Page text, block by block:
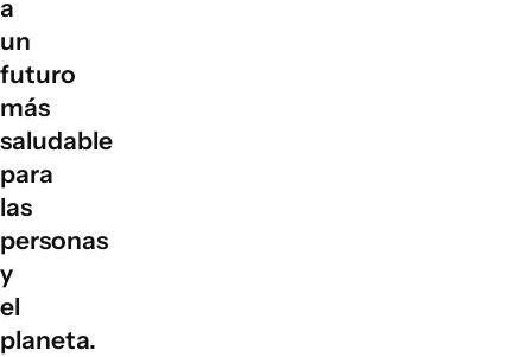
a
un
futuro
más
saludable
para
las
personas
y
el
planeta.